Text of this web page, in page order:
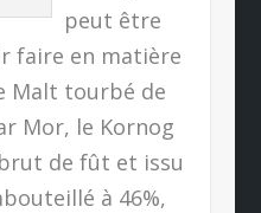
peut être
faire en matière
Malt tourbé de
Mor, le Kornog
de fût et issu
à 46%,